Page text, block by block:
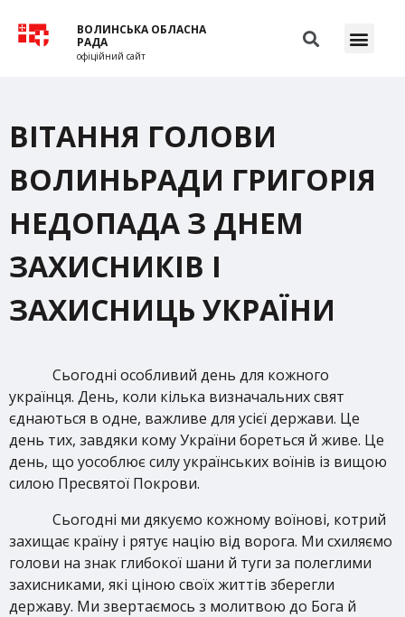
ВОЛИНСЬКА ОБЛАСНА
РАДА
офіційний сайт
ВІТАННЯ ГОЛОВИ
ВОЛИНЬРАДИ ГРИГОРІЯ
НЕДОПАДА З ДНЕМ
ЗАХИСНИКІВ І
ЗАХИСНИЦЬ УКРАЇНИ
Сьогодні особливий день для кожного
українця. День, коли кілька визначальних свят
єднаються в одне, важливе для усієї держави. Це
день тих, завдяки кому України бореться й живе. Це
день, що уособлює силу українських воїнів із вищою
силою Пресвятої Покрови.
Сьогодні ми дякуємо кожному воїнові, котрий
захищає країну і рятує націю від ворога. Ми схиляємо
голови на знак глибокої шани й туги за полеглими
захисниками, які ціною своїх життів зберегли
державу. Ми звертаємось з молитвою до Бога й